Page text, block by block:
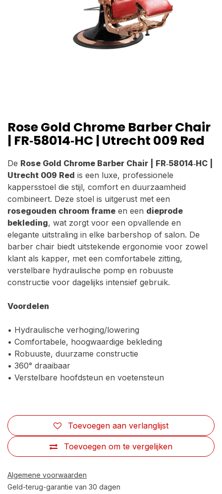
Rose Gold Chrome Barber Chair
| FR‑58014‑HC | Utrecht 009 Red
De Rose Gold Chrome Barber Chair | FR‑58014‑HC |
Utrecht 009 Red is een luxe, professionele
kappersstoel die stijl, comfort en duurzaamheid
combineert. Deze stoel is uitgerust met een
rosegouden chroom frame en een dieprode
bekleding, wat zorgt voor een opvallende en
elegante uitstraling in elke barbershop of salon. De
barber chair biedt uitstekende ergonomie voor zowel
klant als kapper, met een comfortabele zitting,
verstelbare hydraulische pomp en robuuste
constructie voor dagelijks intensief gebruik.
Voordelen
• Hydraulische verhoging/lowering
• Comfortabele, hoogwaardige bekleding
• Robuuste, duurzame constructie
• 360° draaibaar
• Verstelbare hoofdsteun en voetensteun
Toevoegen om te vergelijken
Toevoegen aan verlanglijst
Algemene voorwaarden
Geld-terug-garantie van 30 dagen